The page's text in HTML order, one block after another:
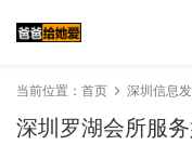
当前位置： 首页 深圳信息
深圳罗湖会所服